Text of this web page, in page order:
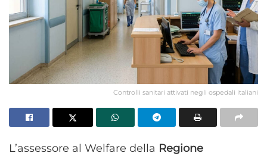
Controlli sanitari attivati negli ospedali italiani
L’assessore al Welfare della Regione